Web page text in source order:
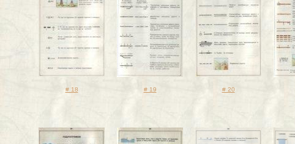
# 18 # 19 # 20